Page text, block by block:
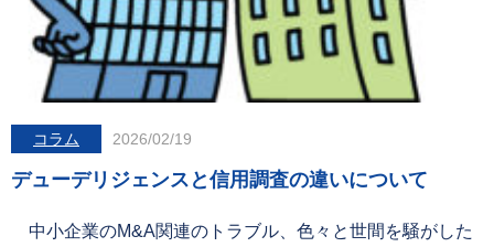
コラム 2026/02/19
デューデリジェンスと信用調査の違いについて
中小企業のM&A関連のトラブル、色々と世間を騒がした